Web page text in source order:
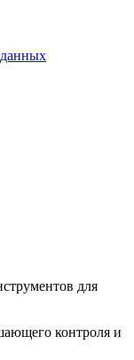
для
контроля и